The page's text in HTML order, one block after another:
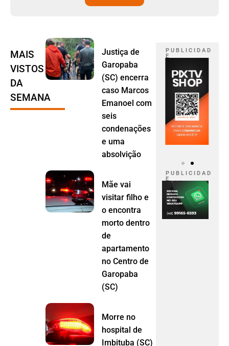
MAIS
VISTOS
DA
SEMANA
Justiça de
Garopaba
(SC) encerra
caso Marcos
Emanoel com
seis
condenações
e uma
absolvição
Mãe vai
visitar filho e
o encontra
morto dentro
de
apartamento
no Centro de
Garopaba
(SC)
Morre no
hospital de
Imbituba (SC)
P U B L I C I D A D
E
P U B L I C I D A D
E